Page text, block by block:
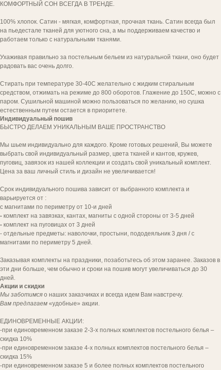
КОМФОРТНЫЙ СОН ВСЕГДА В ТРЕНДЕ.
100% хлопок. Сатин - мягкая, комфортная, прочная ткань. Сатин всегда был
на пьедестале тканей для уютного сна, а мы поддерживаем качество и
работаем только с натуральными тканями.
Ухаживая правильно за постельным бельем из натуральной ткани, оно будет
радовать вас очень долго.
Стирать при температуре 30-40С желательно с жидким стиральным
средством, отжимать на режиме до 800 оборотов. Глажение до 150С, можно с
паром. Сушильной машиной можно пользоваться по желанию, но сушка
естественным путем остается в приоритете.
Индивидуальный пошив
БЫСТРО ДЕЛАЕМ УНИКАЛЬНЫМ ВАШЕ ПРОСТРАНСТВО
Мы шьем индивидуально для каждого. Кроме готовых решений, Вы можете
выбрать свой индивидуальный размер, цвета тканей и кантов, кружев,
пуговиц, завязок из нашей коллекции и создать свой уникальный комплект.
Цена за ваш личный стиль и дизайн не увеличивается!
Срок индивидуального пошива зависит от выбранного комплекта и
варьируется от :
с магнитами по периметру от 10-и дней
- комплект на завязках, кантах, магниты с одной стороны от 3-5 дней
- комплект на пуговицах от 3 дней
- отдельные предметы: наволочки, простыни, пододеяльник 3 дня / с
магнитами по периметру 5 дней.
Заказывая комплекты на праздники, позаботьтесь об этом заранее. Заказов в
эти дни больше, чем обычно и сроки на пошив могут увеличиваться до 30
дней.
Акции и скидки
Мы заботимся о наших заказчиках и всегда идем Вам навстречу.
Вам предлагаем «удобные» акции.
ЕДИНОВРЕМЕННЫЕ АКЦИИ:
-при единовременном заказе 2-3-х полных комплектов постельного белья –
скидка 10%
-при единовременном заказе 4-х полных комплектов постельного белья –
скидка 15%
-при единовременном заказе 5 и более полных комплектов постельного
ВЫ ДОСТОЙНЫ
КОМФОРТА
И УДОБСТВА!